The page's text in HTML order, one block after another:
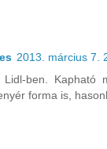
2013. március 7.
ben. Kapható
forma is,